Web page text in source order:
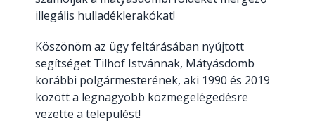
illegális hulladéklerakókat!
Köszönöm az ügy feltárásában nyújtott
segítséget Tilhof Istvánnak, Mátyásdomb
korábbi polgármesterének, aki 1990 és 2019
között a legnagyobb közmegelégedésre
vezette a települést!